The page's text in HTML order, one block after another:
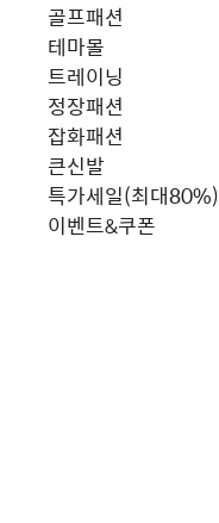
골프패션
테마몰
트레이닝
정장패션
잡화패션
큰신발
특가세일(최대80%)
이벤트&쿠폰